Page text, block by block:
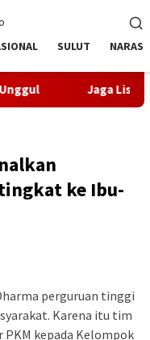
SULUT NARASI
Listrik Andal Jelang
ke Ibu-
perguruan tinggi
Karena itu tim
kepada Kelompok